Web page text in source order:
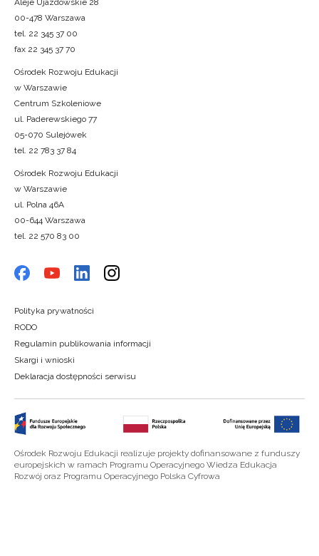
Aleje Ujazdowskie 28
00-478 Warszawa
tel. 22 345 37 00
fax 22 345 37 70
Ośrodek Rozwoju Edukacji
w Warszawie
Centrum Szkoleniowe
ul. Paderewskiego 77
05-070 Sulejówek
tel. 22 783 37 84
Ośrodek Rozwoju Edukacji
w Warszawie
ul. Polna 46A
00-644 Warszawa
tel. 22 570 83 00
Polityka prywatności
RODO
Regulamin publikowania informacji
Skargi i wnioski
Deklaracja dostępności serwisu
Ośrodek Rozwoju Edukacji realizuje projekty dofinansowane z funduszy
europejskich w ramach Programu Operacyjnego Wiedza Edukacja
Rozwój oraz Programu Operacyjnego Polska Cyfrowa